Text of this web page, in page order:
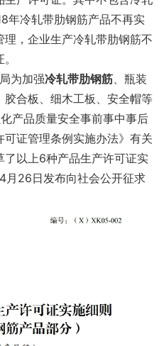
年冷轧带肋钢筋产品不再实
，企业生产冷轧带肋钢筋不
为加强冷轧带肋钢筋、瓶装
合板、细木工板、安全帽等
产品质量安全事前事中事后
证管理条例实施办法》有关
以上6种产品生产许可证实
26日发布向社会公开征求